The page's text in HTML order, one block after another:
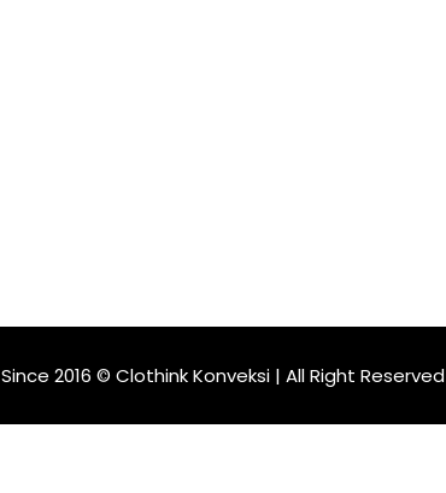
Since 2016 © Clothink Konveksi | All Right Reserved